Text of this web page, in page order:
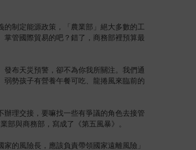
制定能源政策，「農業部」絕大多數的工
管國際貿易的吧？錯了，商務部裡預算最
布天災預警，卻不為你我所關注。我們通
勢孩子有營養午餐可吃、龍捲風來臨前的
理交接，要嘛找一些有爭議的角色去接管
與商務部，寫成了《第五風暴》。
的風險長，應該負責帶領國家遠離風險」